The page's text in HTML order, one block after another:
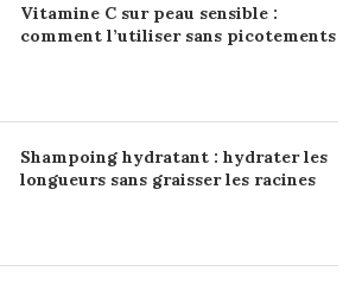
Vitamine C sur peau sensible :
comment l’utiliser sans picotements
Shampoing hydratant : hydrater les
longueurs sans graisser les racines